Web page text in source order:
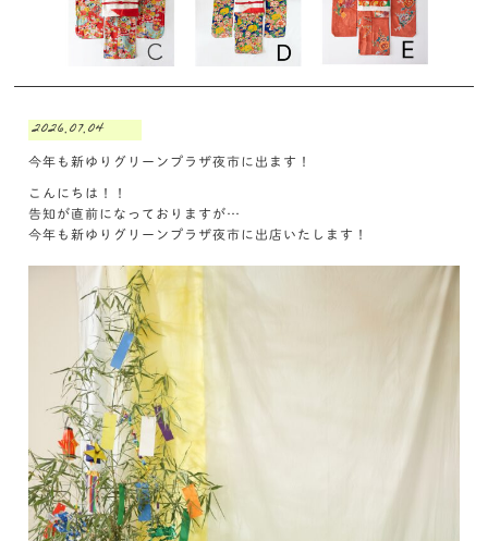
2026.07.04
今年も新ゆりグリーンプラザ夜市に出ます！
こんにちは！！
告知が直前になっておりますが…
今年も新ゆりグリーンプラザ夜市に出店いたします！